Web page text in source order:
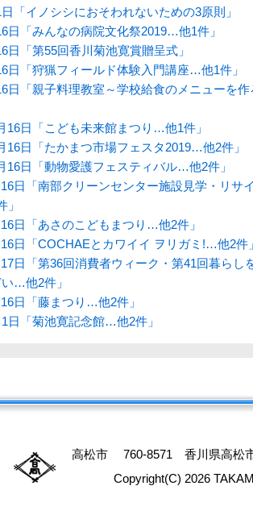
「イノシシにおそわれないための3原則」
日「みんなの病院文化祭2019…他1件」
日「第55回香川菊池寛賞贈呈式」
日「狩猟フィールド体験入門講座…他1件」
日「親子料理教室～学校給食のメニューを作
16日「こども未来館まつり…他1件」
16日「たかまつ市場フェスタ2019…他2件」
16日「動物愛護フェスティバル…他2件」
日「南部クリーンセンター施設見学・リサ
日「あさのこどもまつり…他2件」
日「COCHAEとカワイイ ヲリガミ!…他2件
日「第36回消費者ウィーク・第41回暮らし
…他2件」
日「藤まつり…他2件」
日「菊池寛記念館…他2件」
高松市 760-8571 香川県高松
Copyright(C) 2026